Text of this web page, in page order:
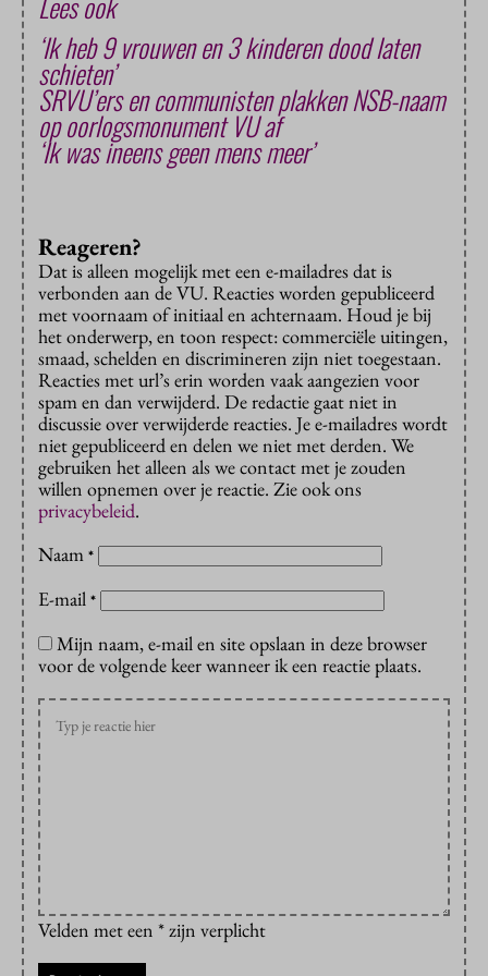
‘Ik heb 9 vrouwen en 3 kinderen dood laten
schieten’
SRVU’ers en communisten plakken NSB-naam
op oorlogsmonument VU af
‘Ik was ineens geen mens meer’
Reageren?
Dat is alleen mogelijk met een e-mailadres dat is
verbonden aan de VU. Reacties worden gepubliceerd
met voornaam of initiaal en achternaam. Houd je bij
het onderwerp, en toon respect: commerciële uitingen,
smaad, schelden en discrimineren zijn niet toegestaan.
Reacties met url’s erin worden vaak aangezien voor
spam en dan verwijderd. De redactie gaat niet in
discussie over verwijderde reacties. Je e-mailadres wordt
niet gepubliceerd en delen we niet met derden. We
gebruiken het alleen als we contact met je zouden
willen opnemen over je reactie. Zie ook ons
privacybeleid.
Naam *
E-mail *
Mijn naam, e-mail en site opslaan in deze browser
voor de volgende keer wanneer ik een reactie plaats.
Velden met een * zijn verplicht